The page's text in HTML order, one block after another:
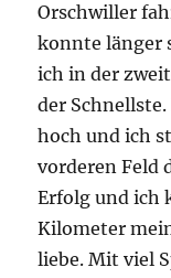
Orschwiller
konnte länger
ich in der
der
hoch und ich
vorderen Feld
Erfolg und ich
Kilometer
liebe. Mit viel